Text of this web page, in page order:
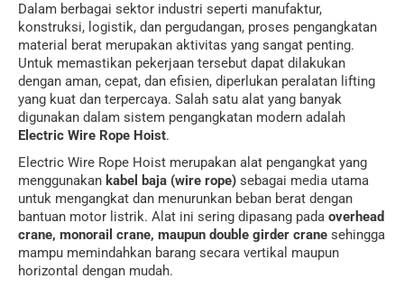
Dalam berbagai sektor industri seperti manufaktur,
konstruksi, logistik, dan pergudangan, proses pengangkatan
material berat merupakan aktivitas yang sangat penting.
Untuk memastikan pekerjaan tersebut dapat dilakukan
dengan aman, cepat, dan efisien, diperlukan peralatan lifting
yang kuat dan terpercaya. Salah satu alat yang banyak
digunakan dalam sistem pengangkatan modern adalah
Electric Wire Rope Hoist.
Electric Wire Rope Hoist merupakan alat pengangkat yang
menggunakan kabel baja (wire rope) sebagai media utama
untuk mengangkat dan menurunkan beban berat dengan
bantuan motor listrik. Alat ini sering dipasang pada overhead
crane, monorail crane, maupun double girder crane sehingga
mampu memindahkan barang secara vertikal maupun
horizontal dengan mudah.